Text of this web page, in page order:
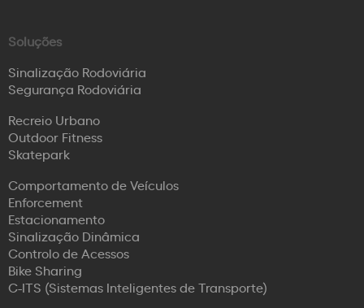
Soluções
Sinalização Rodoviária
Segurança Rodoviária
Recreio Urbano
Outdoor Fitness
Skatepark
Comportamento de Veículos
Enforcement
Estacionamento
Sinalização Dinâmica
Controlo de Acessos
Bike Sharing
C-ITS (Sistemas Inteligentes de Transporte)